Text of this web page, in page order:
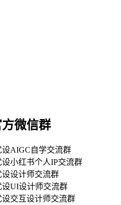
微信群
设AIGC自学交流群
设小红书个人IP交流群
设设计师交流群
设UI设计师交流群
设交互设计师交流群